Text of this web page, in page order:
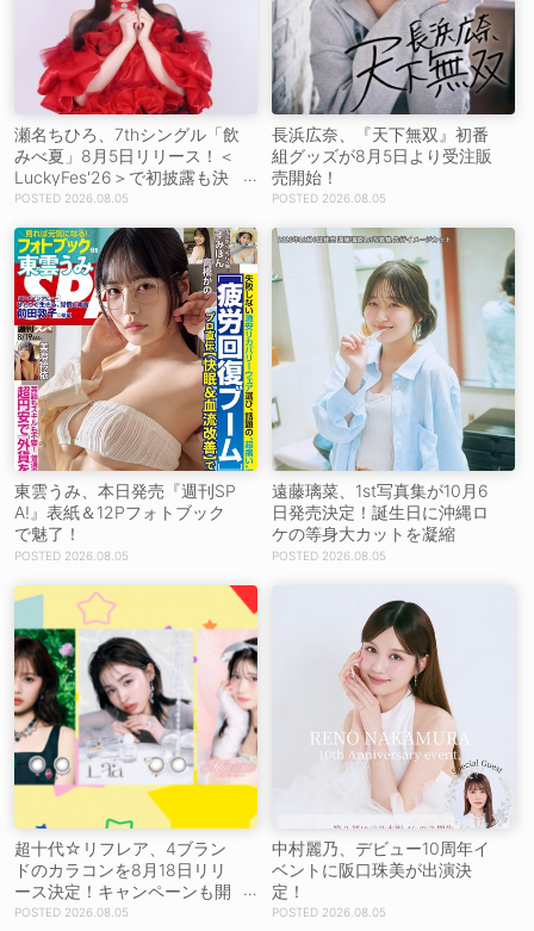
瀬名ちひろ、7thシングル「飲
みべ夏」8月5日リリース！＜
LuckyFes'26＞で初披露も決
定
2026.08.05
長浜広奈、『天下無双』初番
組グッズが8月5日より受注販
売開始！
2026.08.05
東雲うみ、本日発売『週刊SP
A!』表紙＆12Pフォトブック
で魅了！
2026.08.05
遠藤璃菜、1st写真集が10月6
日発売決定！誕生日に沖縄ロ
ケの等身大カットを凝縮
2026.08.05
超十代☆リフレア、4ブラン
ドのカラコンを8月18日リリ
ース決定！キャンペーンも開
催決定 2026.08.05
中村麗乃、デビュー10周年イ
ベントに阪口珠美が出演決
定！
2026.08.05